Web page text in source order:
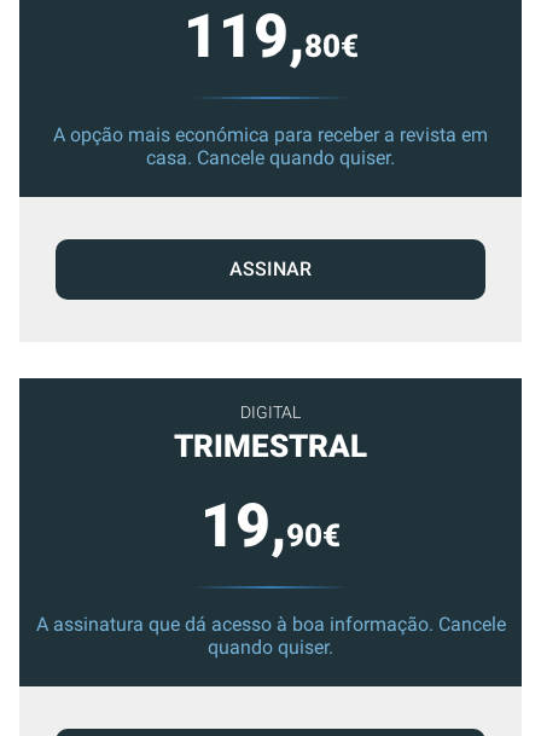
119,80€
A opção mais económica para receber a revista em
casa. Cancele quando quiser.
ASSINAR
DIGITAL
TRIMESTRAL
19,90€
A assinatura que dá acesso à boa informação. Cancele
quando quiser.